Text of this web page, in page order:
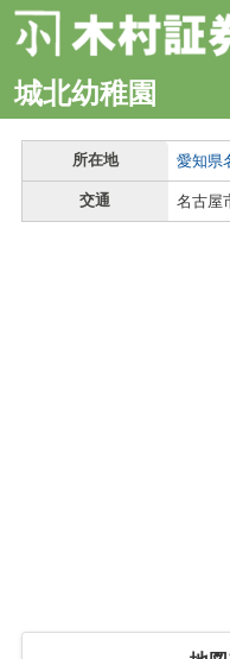
城北幼稚園
所在地 愛知県
交通 名古屋